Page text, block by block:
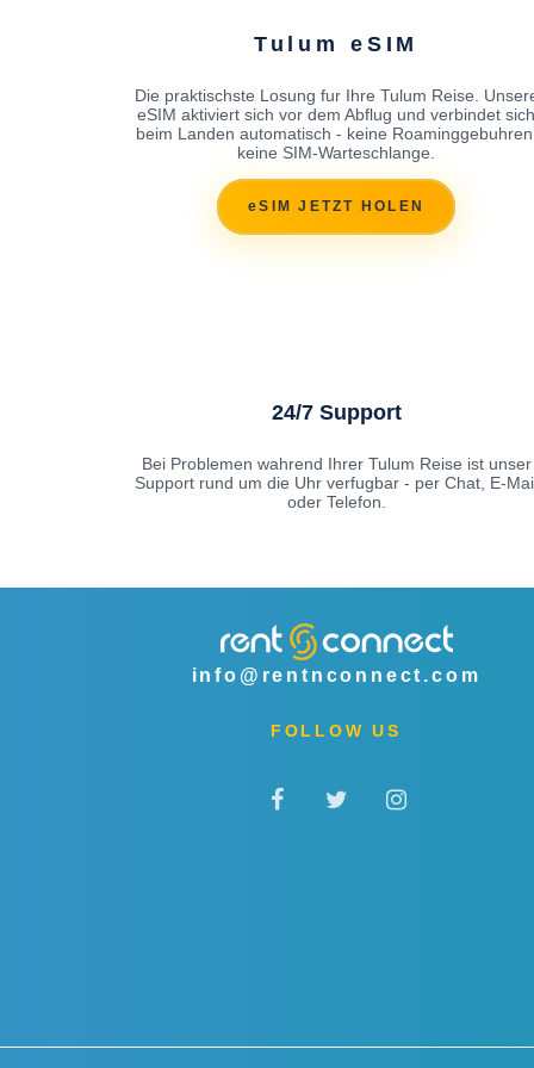
Tulum eSIM
Die praktischste Losung fur Ihre Tulum Reise.
eSIM aktiviert sich vor dem Abflug und verbindet sich
beim Landen automatisch - keine
keine SIM-Warteschlange.
eSIM JETZT HOLEN
24/7 Support
Bei Problemen wahrend Ihrer Tulum Reise ist unser
Support rund um die Uhr verfugbar - per Chat, E-
oder Telefon.
info@rentnconnect.com
FOLLOW US